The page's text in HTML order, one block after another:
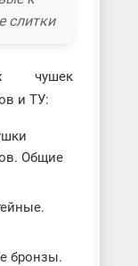
слитки
чушек
и ТУ:
Общие
бронзы.